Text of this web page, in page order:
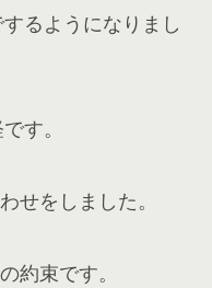
るようになりまし
す。
せをしました。
約束です。